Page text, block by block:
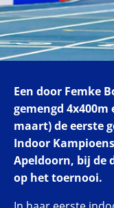
Een door Femke
gemengd
maart) de eerste
Indoor
Apeldoorn, bij de
op het toernooi.